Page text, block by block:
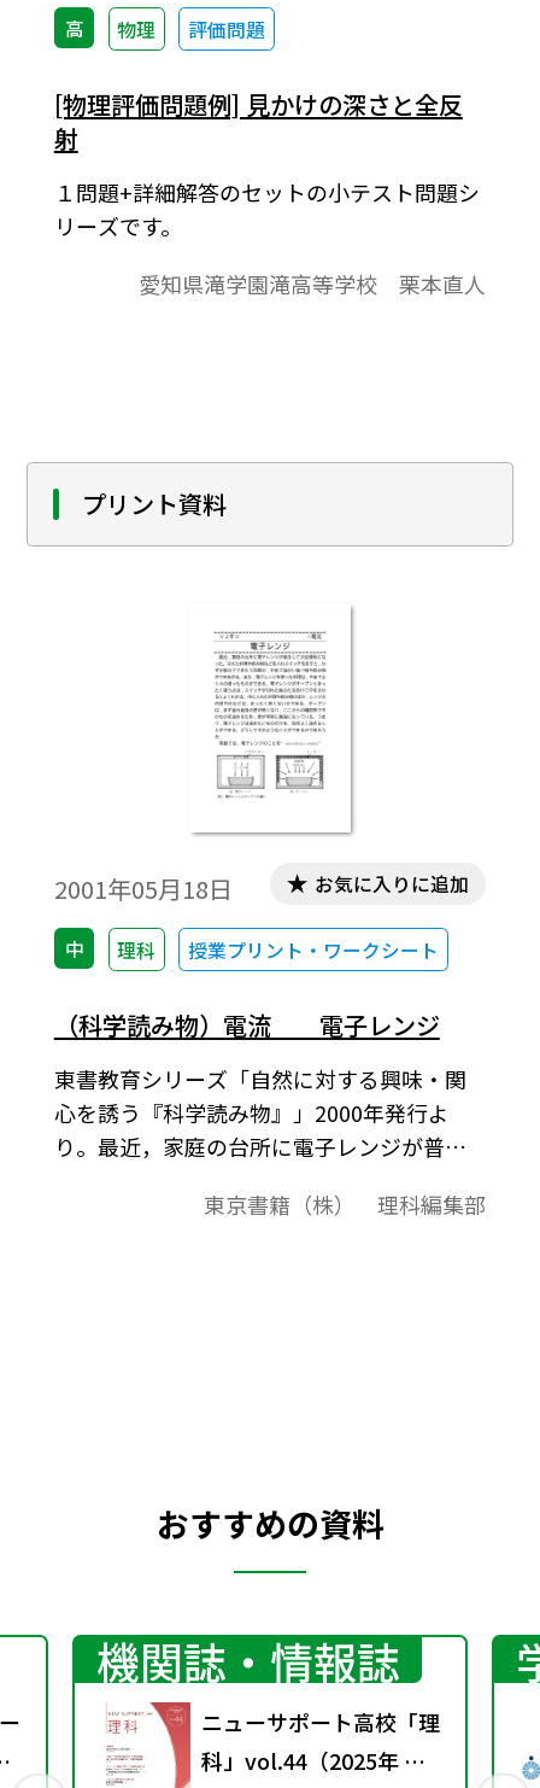
高 物理 評価問題
[物理評価問題例] 見かけの深さと全反
射
１問題+詳細解答のセットの小テスト問題シ
リーズです。
愛知県滝学園滝高等学校 栗本直人
プリント資料
2001年05月18日
中 理科 授業プリント・ワークシート
お気に入りに追加
（科学読み物）電流 電子レンジ
東書教育シリーズ「自然に対する興味・関
心を誘う『科学読み物』」2000年発行よ
り。最近，家庭の台所に電子レンジが普及
物などを入れスイッチをおすと，わずか数
東京書籍（株） 理科編集部
おすすめの資料
機関誌・情報誌
ニューサポート高校「理
科」vol.44（2025年 秋